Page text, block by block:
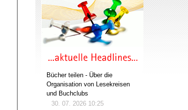
Bücher teilen - Über die
Organisation von Lesekreisen
und Buchclubs
30. 07. 2026 10:25